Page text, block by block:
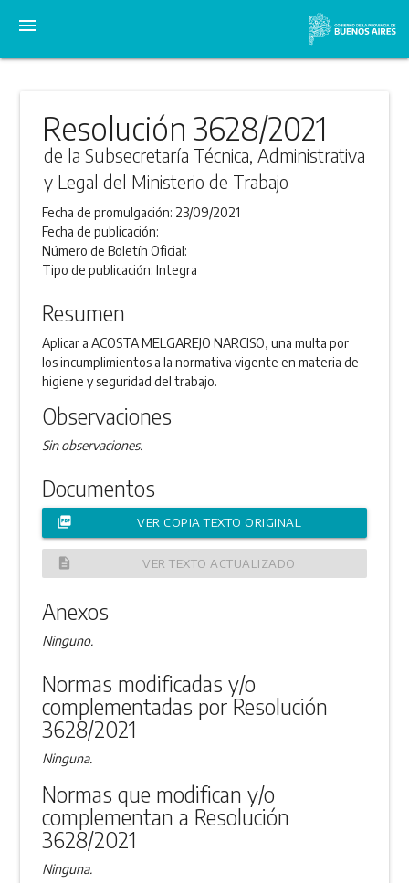
menu
Resolución 3628/2021
de la Subsecretaría Técnica, Administrativa
y Legal del Ministerio de Trabajo
Fecha de promulgación: 23/09/2021
Fecha de publicación:
Número de Boletín Oficial:
Tipo de publicación:Integra
Resumen
Aplicar a ACOSTA MELGAREJO NARCISO, una multa por
los incumplimientos a la normativa vigente en materia de
higiene y seguridad del trabajo.
Observaciones
Sin observaciones.
Documentos
picture_as_pdf VER COPIA TEXTO ORIGINAL
description VER TEXTO ACTUALIZADO
Anexos
Ninguno.
Normas modificadas y/o
complementadas por Resolución
3628/2021
Ninguna.
Normas que modifican y/o
complementan a Resolución
3628/2021
Ninguna.